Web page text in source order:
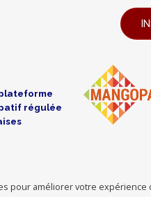
pour améliorer votre expérience
régulée
CredoFunding is a